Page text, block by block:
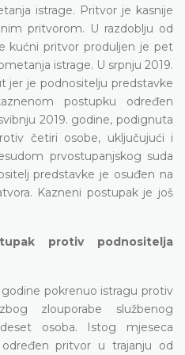
istrage. Pritvor je kasnije
pritvorom. U razdoblju od
kućni pritvor produljen je pet
istrage. U srpnju 2019.
jer je podnositelju predstavke
postupku određen
2019. godine, podignuta
četiri osobe, uključujući i
prvostupanjskog suda
predstavke je osuđen na
Kazneni postupak je još
protiv podnositelja
pokrenuo istragu protiv
zlouporabe službenog
osoba. Istog mjeseca
pritvor u trajanju od